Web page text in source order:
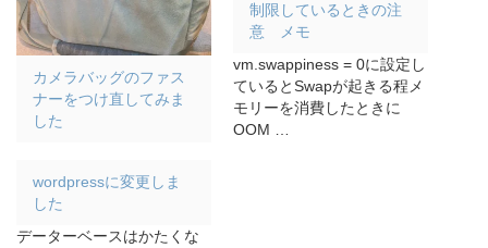
カメラバッグのファス
ナーをつけ直してみま
した
制限しているときの注
意 メモ
vm.swappiness = 0に設定し
ているとSwapが起きる程メ
モリーを消費したときに
OOM …
wordpressに変更しま
した
データーベースはかたくな